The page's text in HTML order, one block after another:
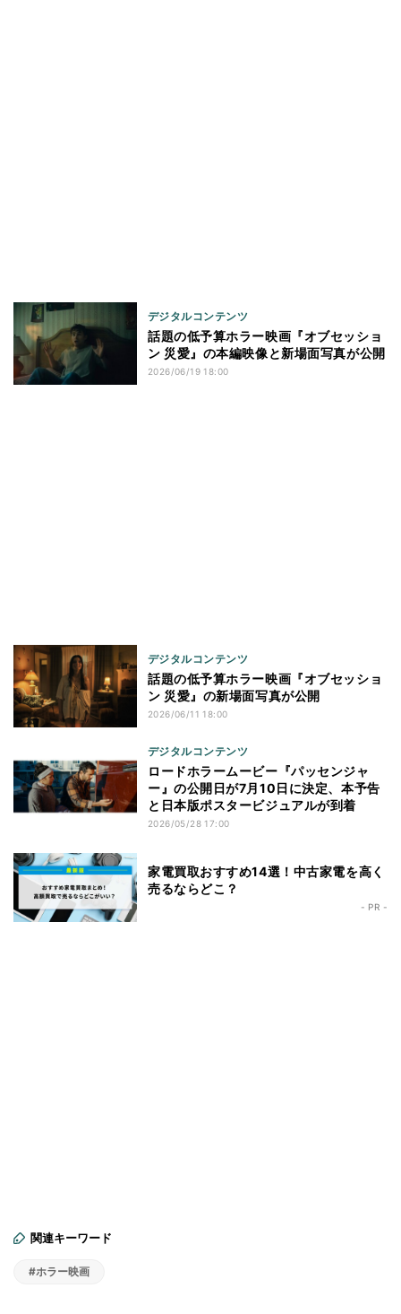
デジタルコンテンツ
話題の低予算ホラー映画『オブセッショ
ン 災愛』の本編映像と新場面写真が公開
2026/06/19 18:00
デジタルコンテンツ
話題の低予算ホラー映画『オブセッショ
ン 災愛』の新場面写真が公開
2026/06/11 18:00
デジタルコンテンツ
ロードホラームービー『パッセンジャ
ー』の公開日が7月10日に決定、本予告
と日本版ポスタービジュアルが到着
2026/05/28 17:00
家電買取おすすめ14選！中古家電を高く
売るならどこ？
- PR -
関連キーワード
#ホラー映画